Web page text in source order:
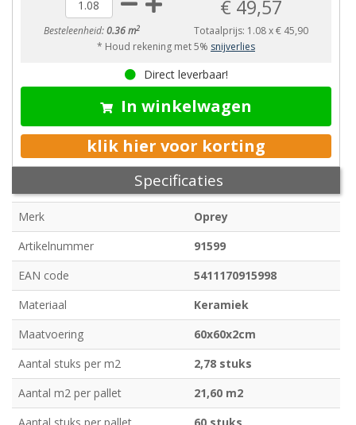
Besteleenheid:0.36 m2
€ 49,57
Totaalprijs: 1.08x€ 45,90
* Houd rekening met 5% snijverlies
Direct leverbaar!
In winkelwagen
klik hier voor korting
Specificaties
Merk
Oprey
Artikelnummer
91599
EAN code
5411170915998
Materiaal
Keramiek
Maatvoering
60x60x2cm
Aantal stuks per m2
2,78 stuks
Aantal m2 per pallet
21,60 m2